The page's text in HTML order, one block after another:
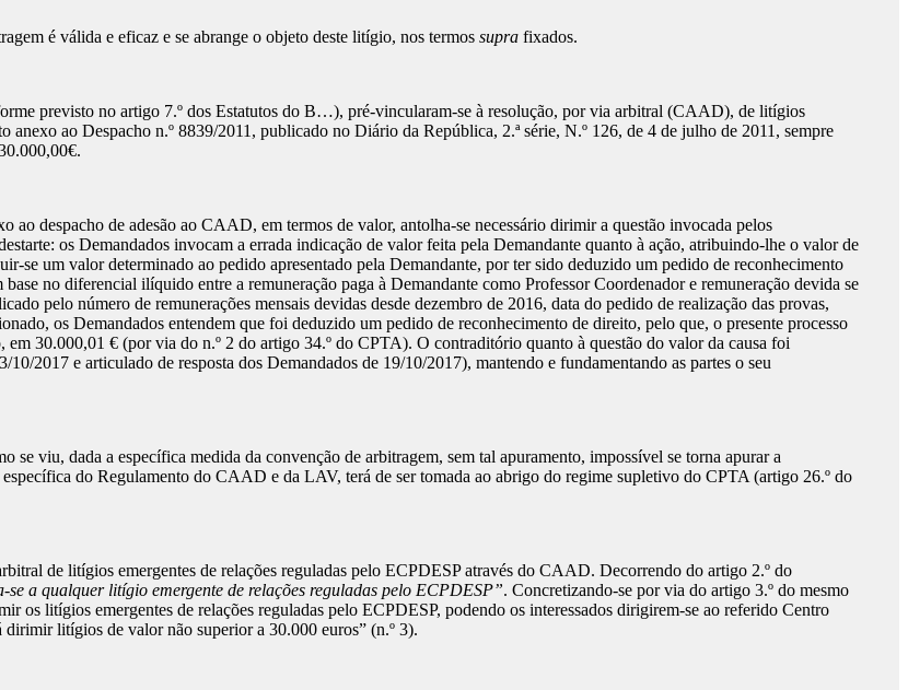
é válida e eficaz e se abrange o objeto deste litígio, nos termos supra fixados.
previsto no artigo 7.º dos Estatutos do B…), pré-vincularam-se à resolução, por via arbitral (CAAD), de litígios
anexo ao Despacho n.º 8839/2011, publicado no Diário da República, 2.ª série, N.º 126, de 4 de julho de 2011, sempre
ao despacho de adesão ao CAAD, em termos de valor, antolha-se necessário dirimir a questão invocada pelos
os Demandados invocam a errada indicação de valor feita pela Demandante quanto à ação, atribuindo-lhe o valor de
se um valor determinado ao pedido apresentado pela Demandante, por ter sido deduzido um pedido de reconhecimento
no diferencial ilíquido entre a remuneração paga à Demandante como Professor Coordenador e remuneração devida se
pelo número de remunerações mensais devidas desde dezembro de 2016, data do pedido de realização das provas,
os Demandados entendem que foi deduzido um pedido de reconhecimento de direito, pelo que, o presente processo
30.000,01 € (por via do n.º 2 do artigo 34.º do CPTA). O contraditório quanto à questão do valor da causa foi
10/2017 e articulado de resposta dos Demandados de 19/10/2017), mantendo e fundamentando as partes o seu
se viu, dada a específica medida da convenção de arbitragem, sem tal apuramento, impossível se torna apurar a
do Regulamento do CAAD e da LAV, terá de ser tomada ao abrigo do regime supletivo do CPTA (artigo 26.º do
de litígios emergentes de relações reguladas pelo ECPDESP através do CAAD. Decorrendo do artigo 2.º do
se a qualquer litígio emergente de relações reguladas pelo ECPDESP”. Concretizando-se por via do artigo 3.º do mesmo
os litígios emergentes de relações reguladas pelo ECPDESP, podendo os interessados dirigirem-se ao referido Centro
litígios de valor não superior a 30.000 euros” (n.º 3).